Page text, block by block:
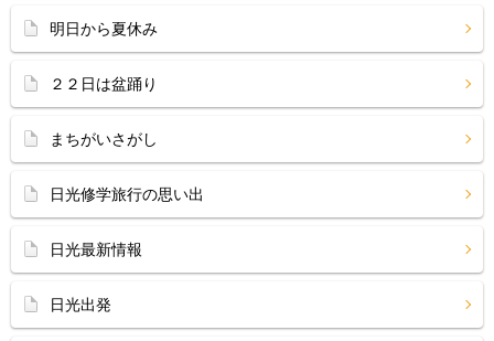
明日から夏休み
２２日は盆踊り
まちがいさがし
日光修学旅行の思い出
日光最新情報
日光出発